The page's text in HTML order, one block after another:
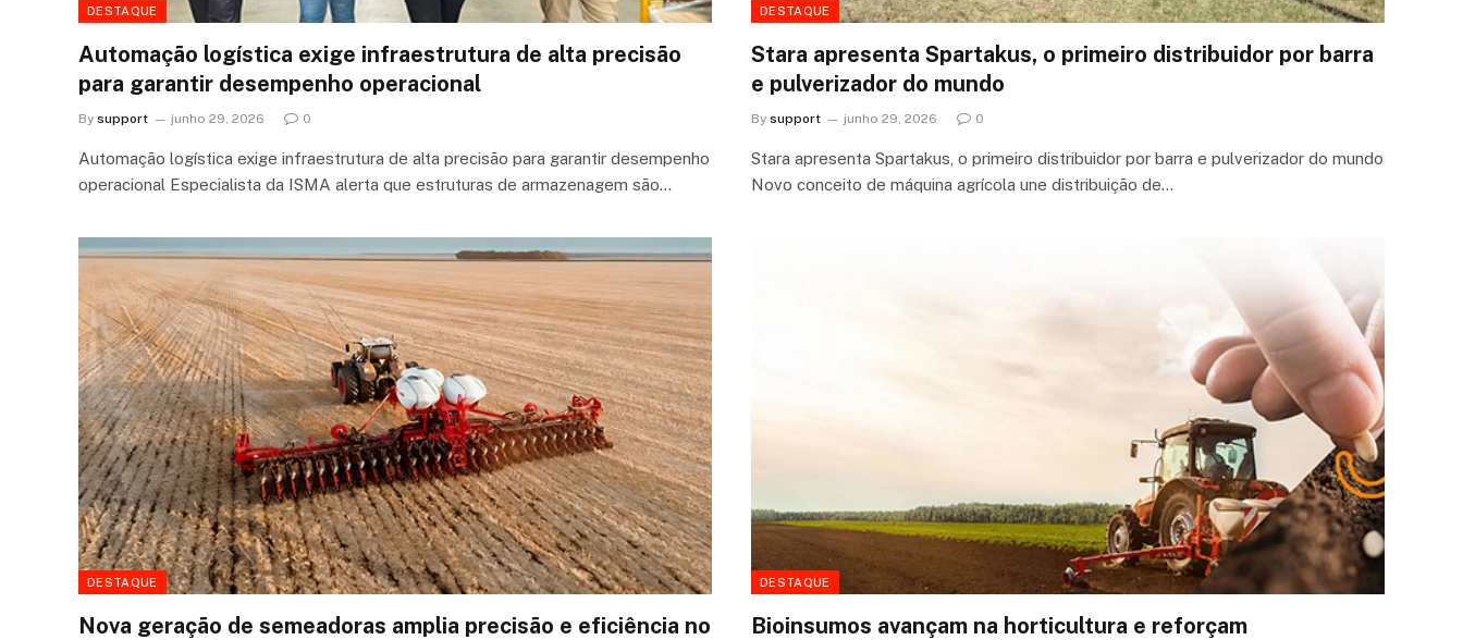
DESTAQUE
Automação logística exige infraestrutura de alta precisão
para garantir desempenho operacional
By support junho 29, 2026 0
Automação logística exige infraestrutura de alta precisão para garantir desempenho
operacional Especialista da ISMA alerta que estruturas de armazenagem são…
DESTAQUE
Stara apresenta Spartakus, o primeiro distribuidor por barra
e pulverizador do mundo
By support junho 29, 2026 0
Stara apresenta Spartakus, o primeiro distribuidor por barra e pulverizador do mundo
Novo conceito de máquina agrícola une distribuição de…
DESTAQUE
Nova geração de semeadoras amplia precisão e eficiência no
DESTAQUE
Bioinsumos avançam na horticultura e reforçam